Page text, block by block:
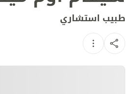
طبيب استشاري